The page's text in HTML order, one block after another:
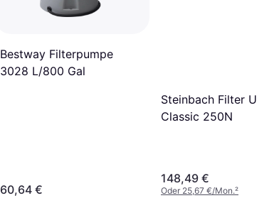
Bestway Filterpumpe
3028 L/800 Gal
60,64 €
Steinbach Filter Unit
Classic 250N
148,49 €
Oder 25,67 €/Mon.²